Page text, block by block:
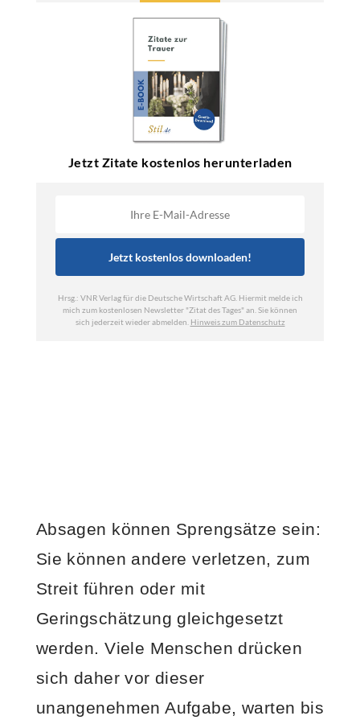
Absagen können Sprengsätze sein:
Sie können andere verletzen, zum
Streit führen oder mit
Geringschätzung gleichgesetzt
werden. Viele Menschen drücken
sich daher vor dieser
unangenehmen Aufgabe, warten bis